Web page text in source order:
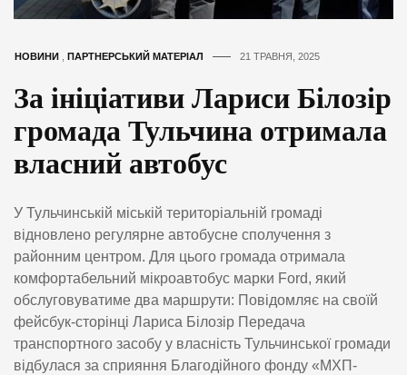
НОВИНИ , ПАРТНЕРСЬКИЙ МАТЕРІАЛ 21 ТРАВНЯ, 2025
За ініціативи Лариси Білозір
громада Тульчина отримала
власний автобус
У Тульчинській міській територіальній громаді
відновлено регулярне автобусне сполучення з
районним центром. Для цього громада отримала
комфортабельний мікроавтобус марки Ford, який
обслуговуватиме два маршрути: Повідомляє на своїй
фейсбук-сторінці Лариса Білозір Передача
транспортного засобу у власність Тульчинської громади
відбулася за сприяння Благодійного фонду «МХП-